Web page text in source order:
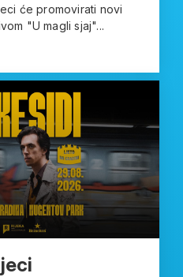
će promovirati novi
"U magli sjaj"...